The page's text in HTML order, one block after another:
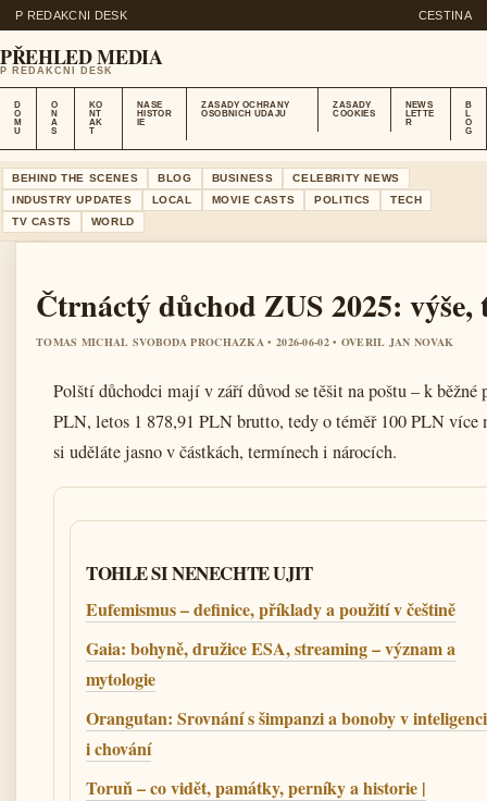
P REDAKCNI DESK CESTINA
PŘEHLED MEDIA
P REDAKCNI DESK
D
O
M
U
O
N
A
S
KO
NT
AK
T
NASE
HISTOR
IE
ZASADY OCHRANY
OSOBNICH UDAJU
ZASADY
COOKIES
NEWS
LETTE
R
B
L
O
G
BEHIND THE SCENES BLOG BUSINESS
CELEBRITY NEWS
INDUSTRY UPDATES
LOCAL MOVIE CASTS POLITICS
TECH
TV CASTS
WORLD
Čtrnáctý důchod ZUS 2025:
TOMAS MICHAL SVOBODA PROCHAZKA • 2026-06-02 • OVERIL JAN NOVAK
Polští důchodci mají v září důvod se těšit na poštu – k
PLN, letos 1 878,91 PLN brutto, tedy o téměř 100 PLN
si uděláte jasno v částkách, termínech i nárocích.
TOHLE SI NENECHTE UJIT
Eufemismus – definice, příklady a použití v češtině
Gaia: bohyně, družice ESA, streaming – význam a
mytologie
Orangutan: Srovnání s šimpanzi a bonoby v inteligenci
i chování
Toruň – co vidět, památky, perníky a historie |